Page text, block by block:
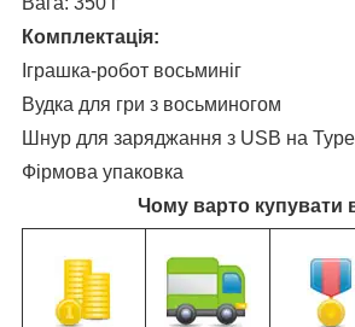
Комплектація:
Іграшка-робот восьминіг
Вудка для гри з восьминогом
Шнур для заряджання з USB на
Фірмова упаковка
Чому варто купувати